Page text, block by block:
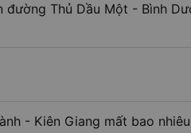
đường Thủ Dầu Một - Bình
- Kiên Giang mất bao